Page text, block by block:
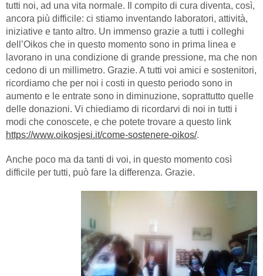
tutti noi, ad una vita normale. Il compito di cura diventa, così,
ancora più difficile: ci stiamo inventando laboratori, attività,
iniziative e tanto altro. Un immenso grazie a tutti i colleghi
dell’Oikos che in questo momento sono in prima linea e
lavorano in una condizione di grande pressione, ma che non
cedono di un millimetro. Grazie. A tutti voi amici e sostenitori,
ricordiamo che per noi i costi in questo periodo sono in
aumento e le entrate sono in diminuzione, soprattutto quelle
delle donazioni. Vi chiediamo di ricordarvi di noi in tutti i
modi che conoscete, e che potete trovare a questo link
https://www.oikosjesi.it/come-sostenere-oikos/.
Anche poco ma da tanti di voi, in questo momento così
difficile per tutti, può fare la differenza. Grazie.